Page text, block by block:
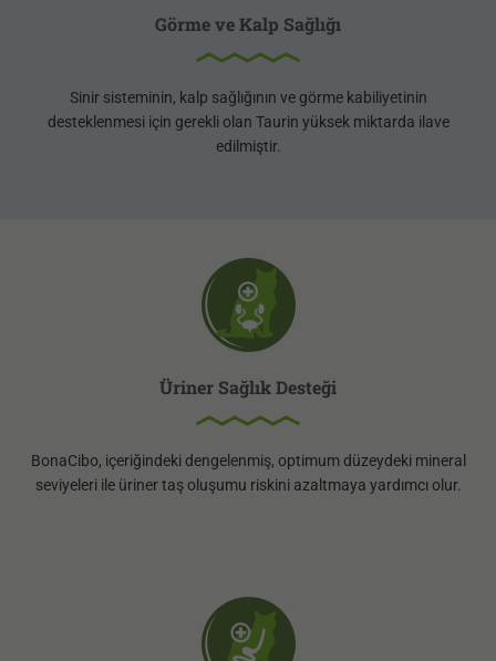
Görme ve Kalp Sağlığı
Sinir sisteminin, kalp sağlığının ve görme kabiliyetinin
desteklenmesi için gerekli olan Taurin yüksek miktarda ilave
edilmiştir.
Üriner Sağlık Desteği
BonaCibo, içeriğindeki dengelenmiş, optimum düzeydeki mineral
seviyeleri ile üriner taş oluşumu riskini azaltmaya yardımcı olur.